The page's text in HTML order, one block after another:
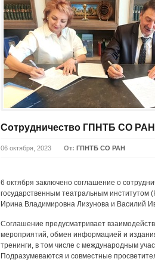
Сотрудничество ГПНТБ СО
06 октября, 2023 От: ГПНТБ СО РАН
6 октября заключено соглашение о
государственным театральным институтом
Ирина Владимировна Лизунова и Василий
Соглашение предусматривает
мероприятий, обмен информацией и
тренинги, в том числе с международным
Подразумеваются и совместные